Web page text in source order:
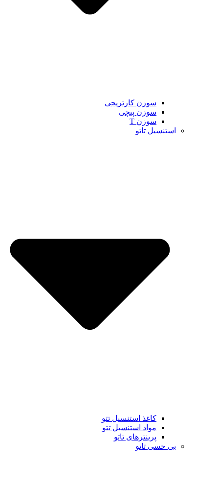
سوزن کارتریجی
سوزن پیچی
سوزن T
استنسیل تاتو
کاغذ استنسیل تتو
مواد استنسیل تتو
پرینترهای تاتو
بی حسی تاتو